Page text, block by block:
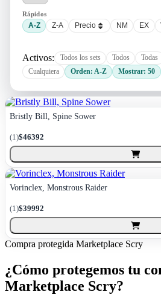
Rápidos
A-Z Z-A Precio NM EX
Activos: Todos los sets Todos Todas
Cualquiera
Orden: A-Z Mostrar: 50
Bristly Bill, Spine Sower
(1)$46392
Vorinclex, Monstrous Raider
(1)$39992
Compra protegida Marketplace Scry
¿Cómo protegemos tu
Marketplace Scry?